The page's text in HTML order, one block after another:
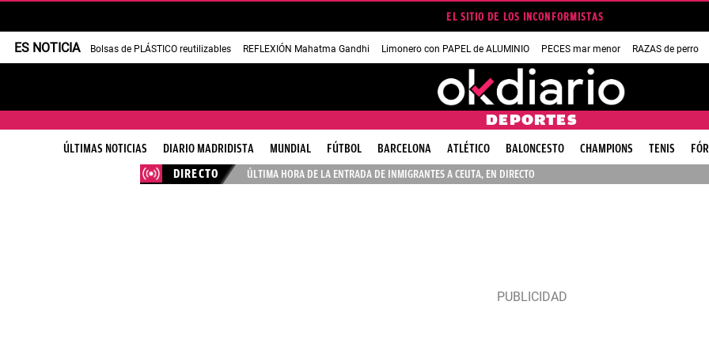
EL SITIO DE LOS INCONFORMISTAS
ES NOTICIA Bolsas de PLÁSTICO reutilizables REFLEXIÓN Mahatma Gandhi Limonero con PAPEL de ALUMINIO PECES mar menor RAZAS de perro
DEPORTES
ÚLTIMAS NOTICIAS DIARIO MADRIDISTA MUNDIAL FÚTBOL BARCELONA ATLÉTICO BALONCESTO CHAMPIONS TENIS
DIRECTO
ÚLTIMA HORA DE LA ENTRADA DE INMIGRANTES A CEUTA, EN DIRECTO